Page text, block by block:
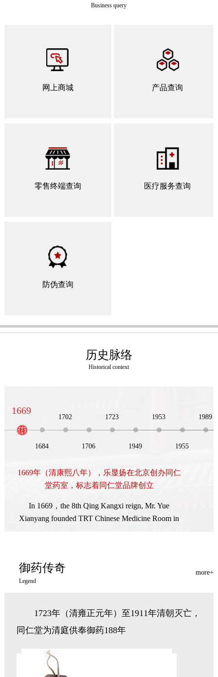
Business query
网上商城 产品查询
零售终端查询 医疗服务查询
防伪查询
历史脉络
Historical context
1669
1669年（清康熙八年），乐显扬在北京创办同仁
堂药室，标志着同仁堂品牌创立
In 1669，the 8th Qing Kangxi reign, Mr. Yue
Xianyang founded TRT Chinese Medicine Room in
1684
1702
1706
1723
1949
1953
1955
1989
御药传奇
Legend
more+
1723年（清雍正元年）至1911年清朝灭亡，
同仁堂为清庭供奉御药188年